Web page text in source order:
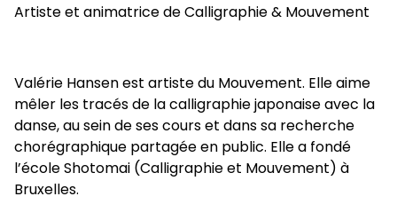
Artiste et animatrice de Calligraphie & Mouvement
Valérie Hansen est artiste du Mouvement. Elle aime
mêler les tracés de la calligraphie japonaise avec la
danse, au sein de ses cours et dans sa recherche
chorégraphique partagée en public. Elle a fondé
l’école Shotomai (Calligraphie et Mouvement) à
Bruxelles.